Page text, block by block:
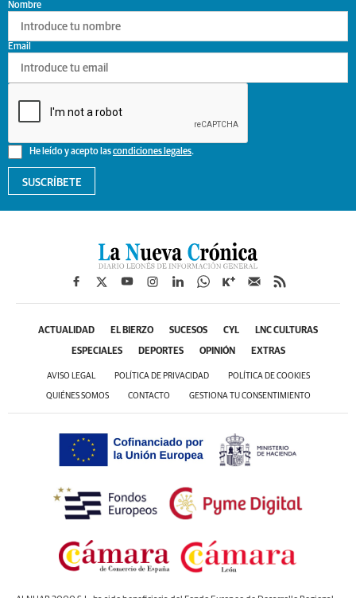
Nombre
He leído y acepto lascondiciones legales.
Email
SUSCRÍBETE
ACTUALIDAD EL BIERZO SUCESOS CYL LNC CULTURAS
ESPECIALES DEPORTES OPINIÓN EXTRAS
AVISO LEGAL POLÍTICA DE PRIVACIDAD POLÍTICA DE COOKIES
QUIÉNES SOMOS CONTACTO GESTIONA TU CONSENTIMIENTO